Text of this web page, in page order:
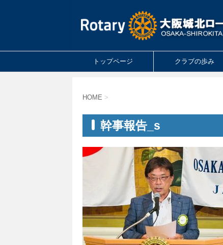
トップページ クラブの歩み
HOME >
幹事報告_s